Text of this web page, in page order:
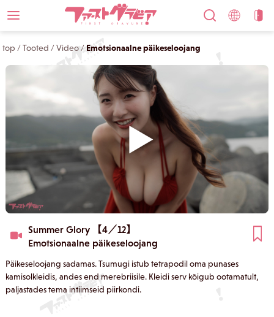
top /Tooted /Video/ Emotsionaalne päikeseloojang
Summer Glory 【4／12】
Emotsionaalne päikeseloojang
Päikeseloojang sadamas. Tsumugi istub tetrapodil oma punases
kamisolkleidis, andes end merebriisile. Kleidi serv kõigub ootamatult,
paljastades tema intiimseid piirkondi.